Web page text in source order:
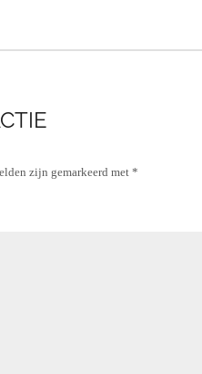
zijn gemarkeerd met*